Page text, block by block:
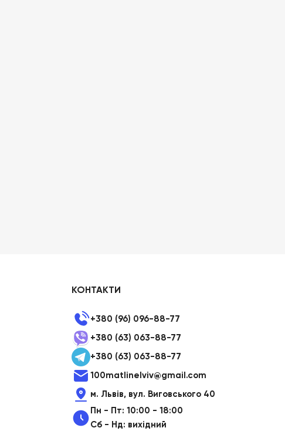
КОНТАКТИ
+380 (96) 096-88-77
+380 (63) 063-88-77
+380 (63) 063-88-77
100matlinelviv@gmail.com
м. Львів, вул. Виговського 40
Пн - Пт: 10:00 - 18:00
Сб - Нд: вихідний